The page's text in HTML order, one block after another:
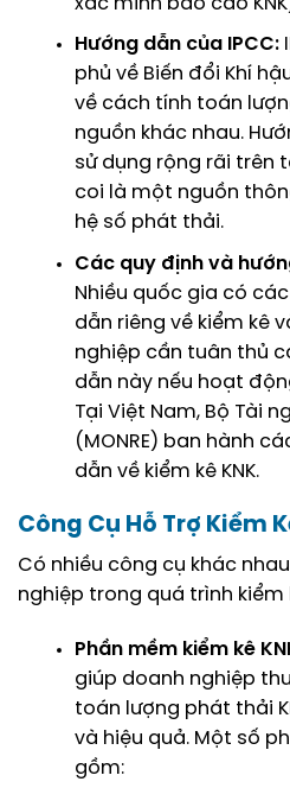
Hướng dẫn của IPCC:
phủ về Biến đổi Khí
về cách tính toán
nguồn khác nhau.
sử dụng rộng rãi trên
coi là một nguồn
hệ số phát thải.
Các quy định và
Nhiều quốc gia có
dẫn riêng về kiểm kê
nghiệp cần tuân thủ
dẫn này nếu hoạt
Tại Việt Nam, Bộ Tài
(MONRE) ban hành
dẫn về kiểm kê KNK.
Công Cụ Hỗ Trợ Kiểm
Có nhiều công cụ khác
nghiệp trong quá trình kiểm
Phần mềm kiểm kê
giúp doanh nghiệp
toán lượng phát thải
và hiệu quả. Một số
gồm: